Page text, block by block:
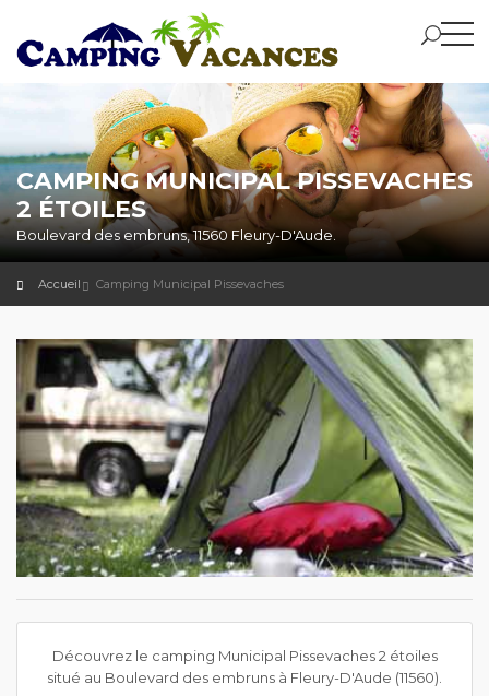
CAMPING MUNICIPAL PISSEVACHES
2 ÉTOILES
Boulevard des embruns, 11560 Fleury-D'Aude.
Accueil Camping Municipal Pissevaches
Découvrez le camping Municipal Pissevaches 2 étoiles
situé au Boulevard des embruns à Fleury-D'Aude (11560).